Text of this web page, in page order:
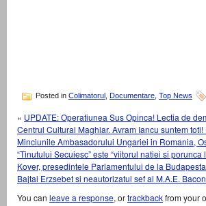
Posted in Colimatorul Documentare Top News
« UPDATE: Operatiunea Sus Opinca! Lectia de
Centrul Cultural Maghiar. Avram Iancu suntem toti!
Minciunile Ambasadorului Ungariei in Romania,
“Tinutului Secuiesc” este “viitorul natiei si
Kover, presedintele Parlamentului de la
Bajtai Erzsebet si neautorizatul sef al M.A.E.
You can leave a response, ortrackbackfrom your